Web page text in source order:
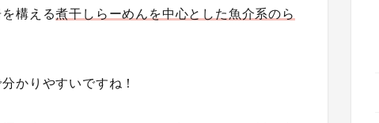
を構える煮干しらーめんを中心とした魚介系のら
かりやすいですね！